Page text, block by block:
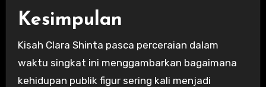
Kesimpulan
Kisah Clara Shinta pasca perceraian dalam
waktu singkat ini menggambarkan bagaimana
kehidupan publik figur sering kali menjadi